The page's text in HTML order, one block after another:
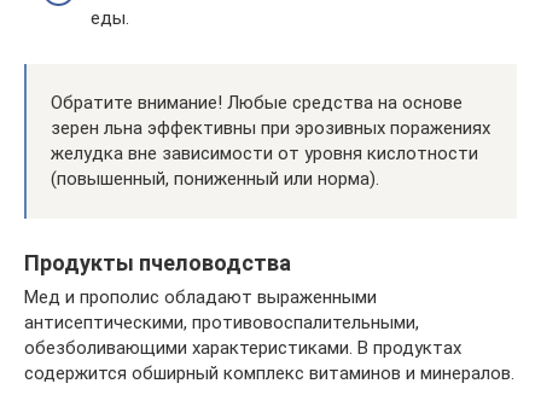
еды.
Обратите внимание! Любые средства на основе
зерен льна эффективны при эрозивных поражениях
желудка вне зависимости от уровня кислотности
(повышенный, пониженный или норма).
Продукты пчеловодства
Мед и прополис обладают выраженными
антисептическими, противовоспалительными,
обезболивающими характеристиками. В продуктах
содержится обширный комплекс витаминов и минералов.